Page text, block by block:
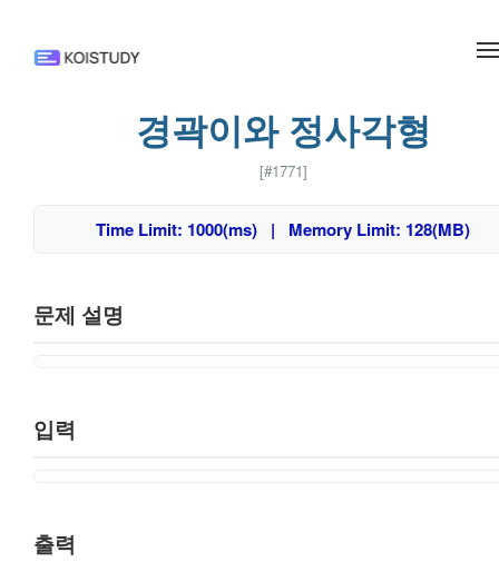
경곽이와 정사각형
[#1771]
Time Limit: 1000(ms) | Memory Limit: 128(MB)
문제 설명
입력
출력